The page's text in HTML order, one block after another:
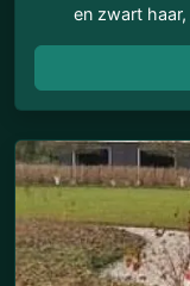
en zwart